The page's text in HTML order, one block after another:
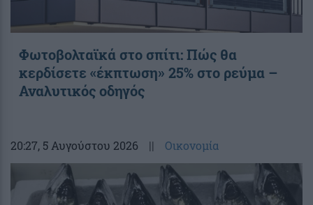
Φωτοβολταϊκά στο σπίτι: Πώς θα
κερδίσετε «έκπτωση» 25% στο ρεύμα –
Αναλυτικός οδηγός
20:27, 5 Αυγούστου 2026 || Οικονομία